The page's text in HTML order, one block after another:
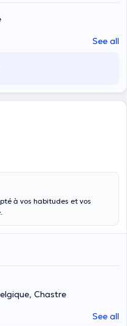
See all
à vos habitudes et vos
Chastre
See all